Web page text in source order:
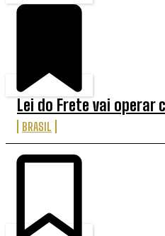
Lei do Frete vai operar
BRASIL